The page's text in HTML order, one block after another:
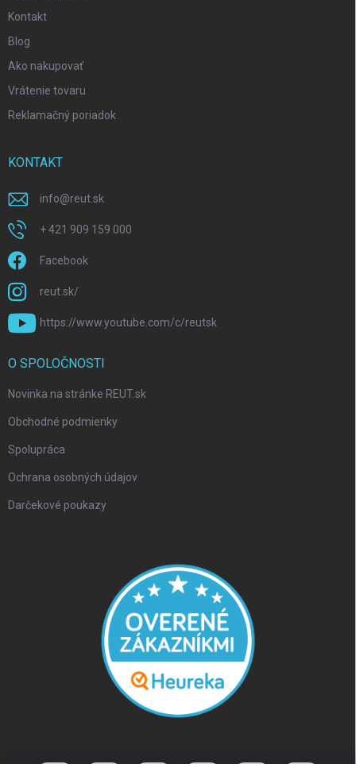
Kontakt
Blog
Ako nakupovať
Vrátenie tovaru
Reklamačný poriadok
KONTAKT
info@reut.sk
+ 421 909 159 000
Facebook
reut.sk/
https://www.youtube.com/c/reutsk
O SPOLOČNOSTI
Novinka na stránke REUT.sk
Obchodné podmienky
Spolupráca
Ochrana osobných údajov
Darčekové poukazy